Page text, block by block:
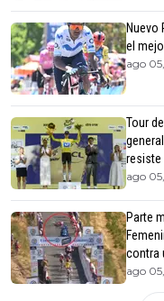
Nuevo
el
ago
Tour
resiste
ago
Parte
contra
ago